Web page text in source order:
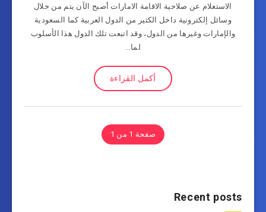
الاستعلام عن صلاحية الاقامة الامارات أصبح الآن يتم من خلال
وسائل إلكترونية داخل الكثير من الدول العربية كما السعودية
والإمارات وغيرها من الدول، وقد اتبعت تلك الدول هذا الأسلوب
لما…
أكمل القراءة
صفحة 1 من 1
Recent posts